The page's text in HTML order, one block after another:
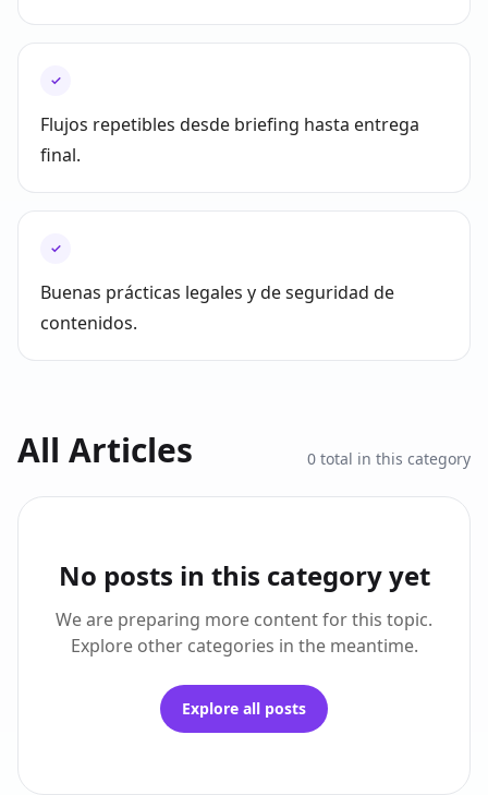
✓
Flujos repetibles desde briefing hasta entrega
final.
✓
Buenas prácticas legales y de seguridad de
contenidos.
All Articles 0 total in this category
No posts in this category yet
We are preparing more content for this topic.
Explore other categories in the meantime.
Explore all posts